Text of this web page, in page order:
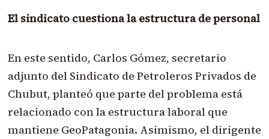
El sindicato cuestiona la estructura de personal
En este sentido, Carlos Gómez, secretario
adjunto del Sindicato de Petroleros Privados de
Chubut, planteó que parte del problema está
relacionado con la estructura laboral que
mantiene GeoPatagonia. Asimismo, el dirigente